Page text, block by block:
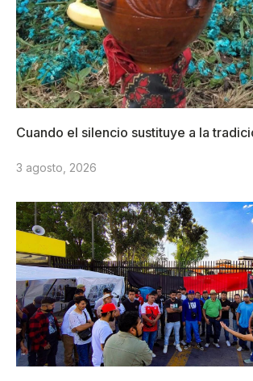
Cuando el silencio sustituye a la
3 agosto, 2026